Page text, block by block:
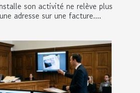
son activité ne relève plus
adresse sur une facture....